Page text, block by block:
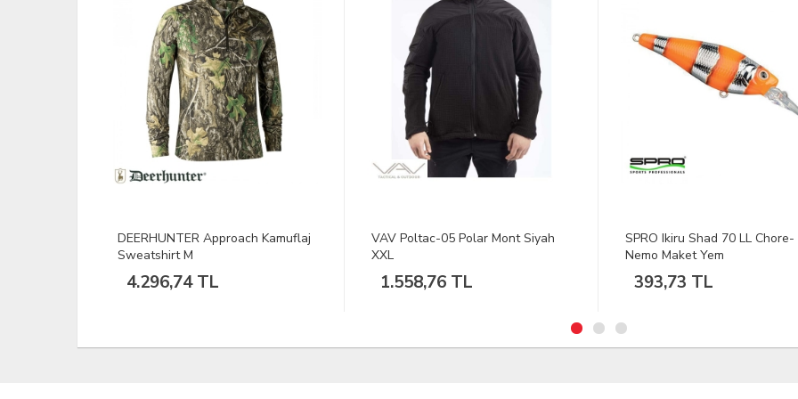
VAV Poltac-05 Polar Mont Siyah
XXL
1.558,76 TL
SPRO Ikiru Shad 70 LL Chore-
Nemo Maket Yem
393,73 TL
BLACKSPADE Termal Alt İçlik 2.
Seviye Antrasit S
1.119,93 TL